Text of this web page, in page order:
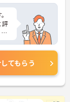
評
てもらう